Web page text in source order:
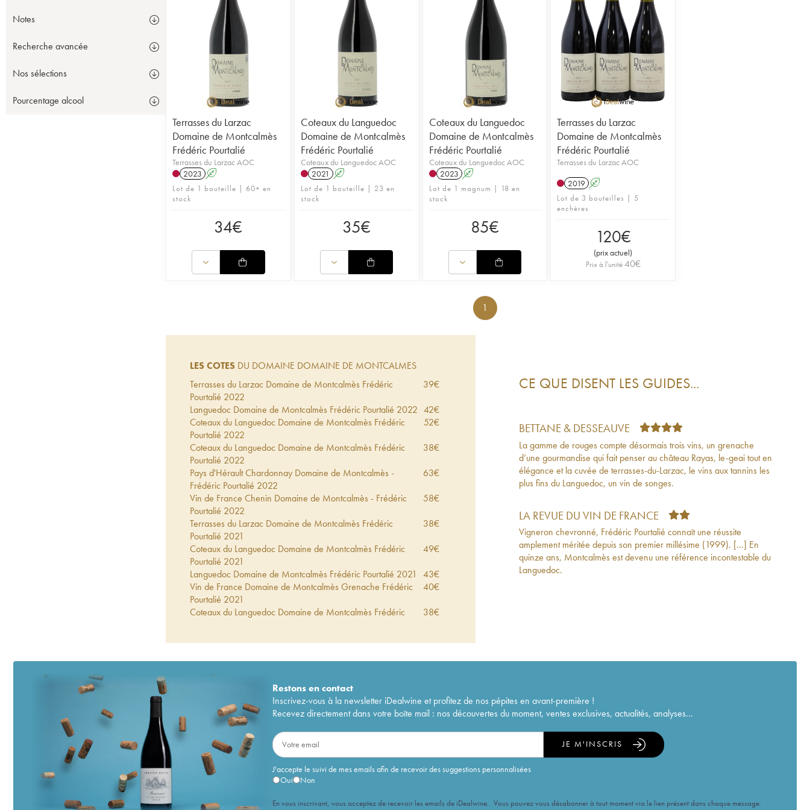
Notes
Recherche avancée
Nos sélections
Pourcentage alcool
Terrasses du Larzac
Domaine de Montcalmès
Frédéric Pourtalié
Terrasses du Larzac AOC
2023 A
Lot de 1 bouteille | 60+ en
stock
34€
Coteaux du Languedoc
Domaine de Montcalmès
Frédéric Pourtalié
Coteaux du Languedoc AOC
2021 A
Lot de 1 bouteille | 23 en
stock
35€
Coteaux du Languedoc
Domaine de Montcalmès
Frédéric Pourtalié
Coteaux du Languedoc AOC
2023 A
Lot de 1 magnum | 18 en
stock
85€
Terrasses du Larzac
Domaine de Montcalmès
Frédéric Pourtalié
Terrasses du Larzac AOC
2019 A
Lot de 3 bouteilles | 5
enchères
120€
(prix actuel)
Prix à l'unité40€
1
LES COTES DU DOMAINE DOMAINE DE MONTCALMES
Terrasses du Larzac Domaine de Montcalmès Frédéric
Pourtalié 2022
39€
Languedoc Domaine de Montcalmès Frédéric Pourtalié 2022 42€
Coteaux du Languedoc Domaine de Montcalmès Frédéric
Pourtalié 2022
52€
Coteaux du Languedoc Domaine de Montcalmès Frédéric
Pourtalié 2022
38€
Pays d'Hérault Chardonnay Domaine de Montcalmès -
Frédéric Pourtalié 2022
63€
Vin de France Chenin Domaine de Montcalmès - Frédéric
Pourtalié 2022
58€
Terrasses du Larzac Domaine de Montcalmès Frédéric
Pourtalié 2021
38€
Coteaux du Languedoc Domaine de Montcalmès Frédéric
Pourtalié 2021
49€
Languedoc Domaine de Montcalmès Frédéric Pourtalié 2021 43€
Vin de France Domaine de Montcalmès Grenache Frédéric
Pourtalié 2021
40€
Coteaux du Languedoc Domaine de Montcalmès Frédéric
38€
Vin de France Domaine de Montcalmès - Frédéric Pourtalié
39€
Terrasses du Larzac Domaine de Montcalmès Frédéric
2020
Languedoc Domaine de Montcalmès Frédéric Pourtalié 2020 48€
Vin de France Domaine de Montcalmès Grenache Frédéric
Pourtalié
2020
Coteaux du Languedoc - La Sy Frédéric Pourtalié
Coteaux du Languedoc Domaine de Montcalmès Frédéric
Pourtalié
36
Pourtalié
CE QUE DISENT LES GUIDES...
BETTANE & DESSEAUVE
La gamme de rouges compte désormais trois vins, un grenache
d’une gourmandise qui fait penser au château Rayas, le-geai tout en
élégance et la cuvée de terrasses-du-Larzac, le vins aux tannins les
plus fins du Languedoc, un vin de songes.
LA REVUE DU VIN DE FRANCE
Vigneron chevronné, Frédéric Pourtalié connaît une réussite
amplement méritée depuis son premier millésime (1999). […] En
quinze ans, Montcalmès est devenu une référence incontestable du
Languedoc.
Restons encontact
Inscrivez-vous à la newsletter iDealwine et profitez de nos pépites en avant-première !
Recevez directement dans votre boîte mail : nos découvertes du moment, ventes exclusives, actualités, analyses...
J'accepte le suivi de mes emails afin de recevoir des suggestions personnalisées
Oui
Non
JE M'INSCRIS
En vous inscrivant, vous acceptez de recevoir les emails de iDealwine. Vous pouvez vous désabonner à tout moment via le lien présent dans chaque message.